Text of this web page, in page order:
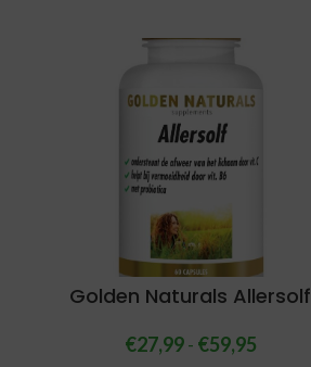
Golden Naturals Allersolf
€27,99- €59,95